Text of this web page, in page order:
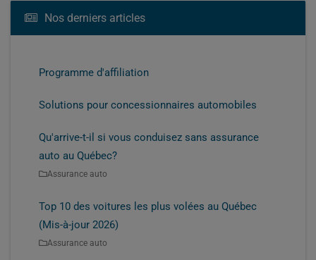
Nos derniers articles
Programme d'affiliation
Solutions pour concessionnaires automobiles
Qu'arrive-t-il si vous conduisez sans assurance
auto au Québec?
Assurance auto
Top 10 des voitures les plus volées au Québec
(Mis-à-jour 2026)
Assurance auto